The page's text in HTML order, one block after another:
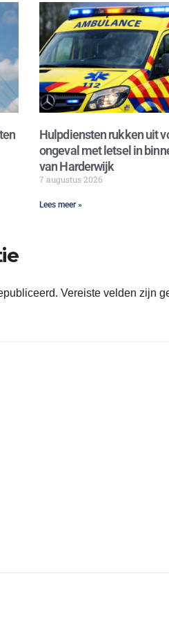
Hulpdiensten rukken uit
ongeval met letsel in
van Harderwijk
7 augustus 2026
Lees meer »
Vereiste velden zijn